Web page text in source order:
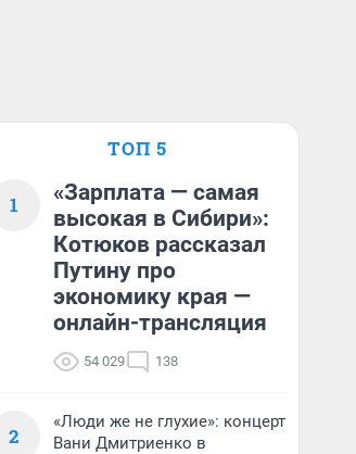
ТОП 5
1
«Зарплата — самая
высокая в Сибири»:
Котюков рассказал
Путину про
экономику края —
онлайн-трансляция
54 029 138
2
«Люди же не глухие»: концерт
Вани Дмитриенко в